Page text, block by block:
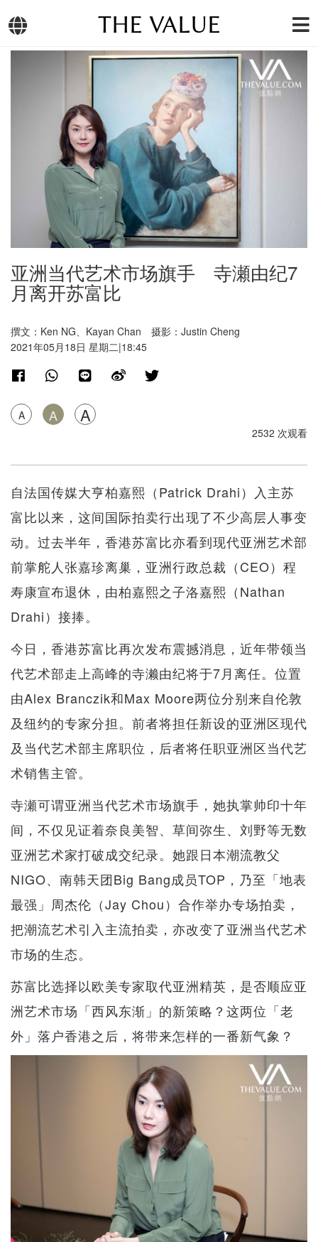
THE VALUE
亚洲当代艺术市场旗手 寺瀬由纪7
月离开苏富比
撰文：Ken NG、Kayan Chan 摄影：Justin Cheng
2021年05月18日 星期二|18:45
A A A
2532 次观看
自法国传媒大亨柏嘉熙（Patrick Drahi）入主苏
富比以来，这间国际拍卖行出现了不少高层人事变
动。过去半年，香港苏富比亦看到现代亚洲艺术部
前掌舵人张嘉珍离巢，亚洲行政总裁（CEO）程
寿康宣布退休，由柏嘉熙之子洛嘉熙（Nathan
Drahi）接捧。
今日，香港苏富比再次发布震撼消息，近年带领当
代艺术部走上高峰的寺濑由纪将于7月离任。位置
由Alex Branczik和Max Moore两位分别来自伦敦
及纽约的专家分担。前者将担任新设的亚洲区现代
及当代艺术部主席职位，后者将任职亚洲区当代艺
术销售主管。
寺瀬可谓亚洲当代艺术市场旗手，她执掌帅印十年
间，不仅见证着奈良美智、草间弥生、刘野等无数
亚洲艺术家打破成交纪录。她跟日本潮流教父
NIGO、南韩天团Big Bang成员TOP，乃至「地表
最强」周杰伦（Jay Chou）合作举办专场拍卖，
把潮流艺术引入主流拍卖，亦改变了亚洲当代艺术
市场的生态。
苏富比选择以欧美专家取代亚洲精英，是否顺应亚
洲艺术市场「西风东渐」的新策略？这两位「老
外」落户香港之后，将带来怎样的一番新气象？